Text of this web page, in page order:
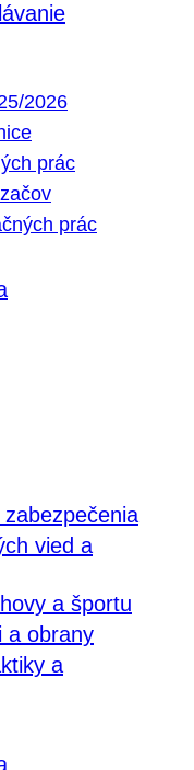
2026
prác
prác
vied a
a športu
a obrany
a